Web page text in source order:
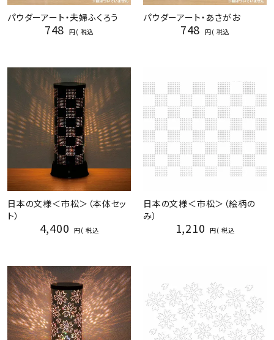
パウダーアート・夫婦ふくろう
748 税込
パウダーアート・あさがお
748 税込
日本の文様＜市松＞（本体セッ
ト）
4,400 税込
日本の文様＜市松＞（絵柄の
み）
1,210 税込